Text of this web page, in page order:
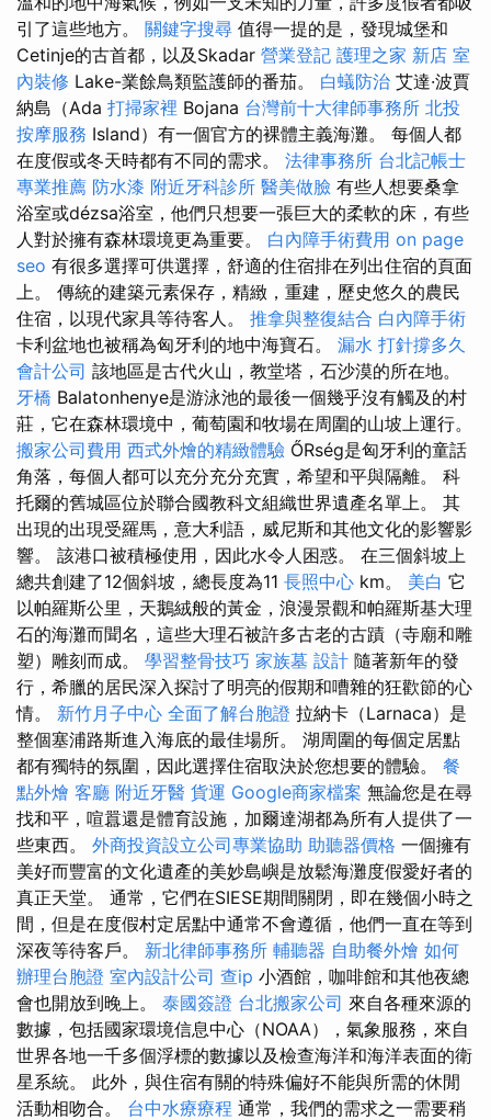
引了這些地方。 關鍵字搜尋 值得一提的是，發現城堡和
Cetinje的古首都，以及Skadar 營業登記 護理之家 新店 室
內裝修 Lake-業餘鳥類監護師的番茄。 白蟻防治 艾達·波賈
納島（Ada 打掃家裡 Bojana 台灣前十大律師事務所 北投
按摩服務 Island）有一個官方的裸體主義海灘。 每個人都
在度假或冬天時都有不同的需求。 法律事務所 台北記帳士
專業推薦 防水漆 附近牙科診所 醫美做臉 有些人想要桑拿
浴室或dézsa浴室，他們只想要一張巨大的柔軟的床，有些
人對於擁有森林環境更為重要。 白內障手術費用 on page
seo 有很多選擇可供選擇，舒適的住宿排在列出住宿的頁面
上。 傳統的建築元素保存，精緻，重建，歷史悠久的農民
住宿，以現代家具等待客人。 推拿與整復結合 白內障手術
卡利盆地也被稱為匈牙利的地中海寶石。 漏水 打針撐多久
會計公司 該地區是古代火山，教堂塔，石沙漠的所在地。
牙橋 Balatonhenye是游泳池的最後一個幾乎沒有觸及的村
莊，它在森林環境中，葡萄園和牧場在周圍的山坡上運行。
搬家公司費用 西式外燴的精緻體驗 ŐRség是匈牙利的童話
角落，每個人都可以充分充分充實，希望和平與隔離。 科
托爾的舊城區位於聯合國教科文組織世界遺產名單上。 其
出現的出現受羅馬，意大利語，威尼斯和其他文化的影響影
響。 該港口被積極使用，因此水令人困惑。 在三個斜坡上
總共創建了12個斜坡，總長度為11 長照中心 km。 美白 它
以帕羅斯公里，天鵝絨般的黃金，浪漫景觀和帕羅斯基大理
石的海灘而聞名，這些大理石被許多古老的古蹟（寺廟和雕
塑）雕刻而成。 學習整骨技巧 家族墓 設計 隨著新年的發
行，希臘的居民深入探討了明亮的假期和嘈雜的狂歡節的心
情。 新竹月子中心 全面了解台胞證 拉納卡（Larnaca）是
整個塞浦路斯進入海底的最佳場所。 湖周圍的每個定居點
都有獨特的氛圍，因此選擇住宿取決於您想要的體驗。 餐
點外燴 客廳 附近牙醫 貨運 Google商家檔案 無論您是在尋
找和平，喧囂還是體育設施，加爾達湖都為所有人提供了一
些東西。 外商投資設立公司專業協助 助聽器價格 一個擁有
美好而豐富的文化遺產的美妙島嶼是放鬆海灘度假愛好者的
真正天堂。 通常，它們在SIESE期間關閉，即在幾個小時之
間，但是在度假村定居點中通常不會遵循，他們一直在等到
深夜等待客戶。 新北律師事務所 輔聽器 自助餐外燴 如何
辦理台胞證 室內設計公司 查ip 小酒館，咖啡館和其他夜總
會也開放到晚上。 泰國簽證 台北搬家公司 來自各種來源的
數據，包括國家環境信息中心（NOAA），氣象服務，來自
世界各地一千多個浮標的數據以及檢查海洋和海洋表面的衛
星系統。 此外，與住宿有關的特殊偏好不能與所需的休閒
活動相吻合。 台中水療療程 通常，我們的需求之一需要稍